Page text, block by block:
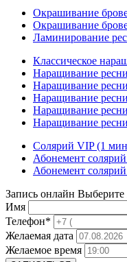
Окрашивание
Окрашивание
Ламинирование
Классическое
Наращивание
Наращивание
Наращивание
Наращивание
Наращивание
Солярий VIP (1
Абонемент
Абонемент
Запись онлайн Выберите
Имя
Телефон*
Желаемая дата
Желаемое время